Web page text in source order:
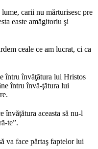
carii nu mărturisesc pre
easte amăgitoriu şi
ceale ce am lucrat, ci ca
întru învăţătura lui Hristos
întru învă-ţătura lui
învăţătura aceasta să nu-l
te”.
va face părtaş faptelor lui